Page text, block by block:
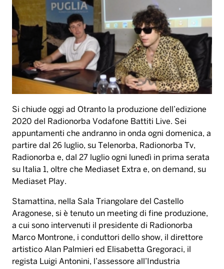
Si chiude oggi ad Otranto la produzione dell ’edizione
2020 del
Radionorba Vodafone Battiti Live. Sei
appuntamenti che andranno in onda ogni domenica, a
partire dal 26 luglio, su Telenorba, Radionorba Tv,
Radionorba e, dal 27 luglio ogni luned ì in prima serata
su Italia 1, oltre che Mediaset Extra e, on demand, su
Mediaset Play.
Stamattina, nella Sala Triangolare del Castello
Aragonese, si è tenuto un meeting di fine produzione,
a cui sono intervenuti il presidente di Radionorba
Marco Montrone, i conduttori dello show, il direttore
artistico Alan Palmieri ed Elisabetta Gregoraci, il
regista Luigi Antonini, l ’assessore all ’ Industria